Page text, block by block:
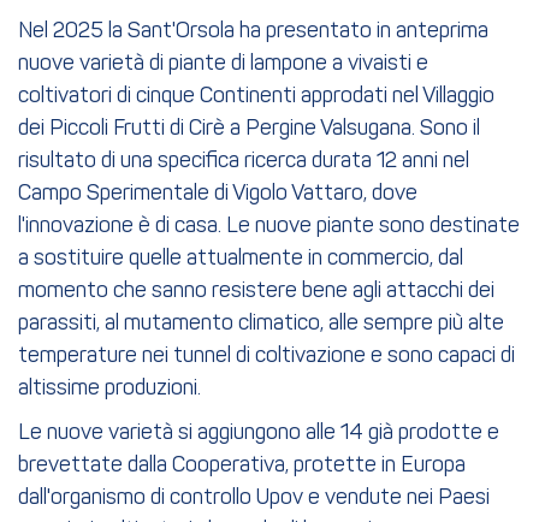
Nel 2025 la Sant'Orsola ha presentato in anteprima
nuove varietà di piante di lampone a vivaisti e
coltivatori di cinque Continenti approdati nel Villaggio
dei Piccoli Frutti di Cirè a Pergine Valsugana. Sono il
risultato di una specifica ricerca durata 12 anni nel
Campo Sperimentale di Vigolo Vattaro, dove
l'innovazione è di casa. Le nuove piante sono destinate
a sostituire quelle attualmente in commercio, dal
momento che sanno resistere bene agli attacchi dei
parassiti, al mutamento climatico, alle sempre più alte
temperature nei tunnel di coltivazione e sono capaci di
altissime produzioni.
Le nuove varietà si aggiungono alle 14 già prodotte e
brevettate dalla Cooperativa, protette in Europa
dall'organismo di controllo Upov e vendute nei Paesi